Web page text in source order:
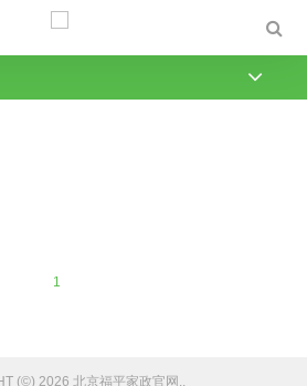
1
(©) 2026 北京福平家政官网,.